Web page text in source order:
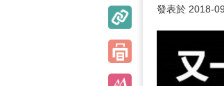
發表於 2018-